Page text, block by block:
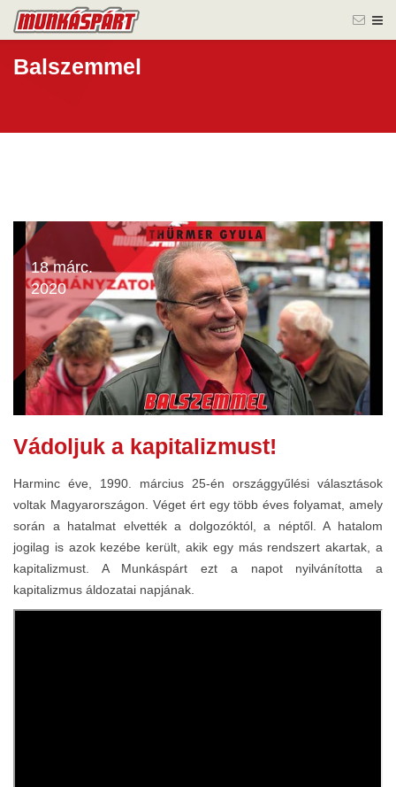
Balszemmel
18 márc.
2020
Vádoljuk a kapitalizmust!
Harminc éve, 1990. március 25-én országgyűlési választások
voltak Magyarországon. Véget ért egy több éves folyamat, amely
során a hatalmat elvették a dolgozóktól, a néptől. A hatalom
jogilag is azok kezébe került, akik egy más rendszert akartak, a
kapitalizmust. A Munkáspárt ezt a napot nyilvánította a
kapitalizmus áldozatai napjának.